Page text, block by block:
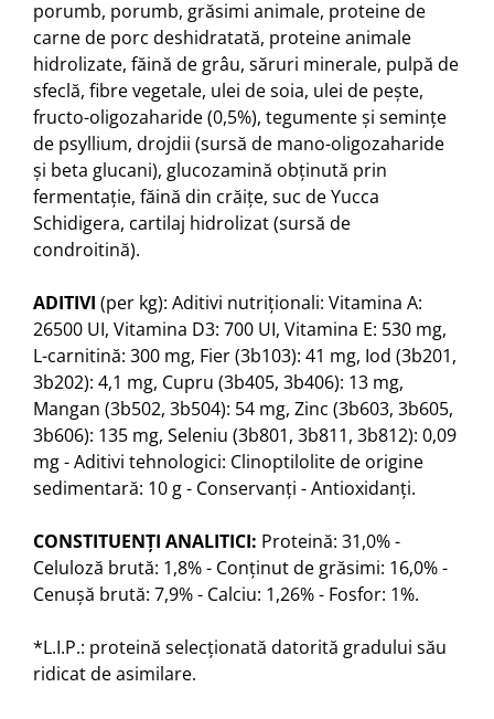
porumb, porumb, grăsimi animale, proteine de
carne de porc deshidratată, proteine animale
hidrolizate, făină de grâu, săruri minerale, pulpă de
sfeclă, fibre vegetale, ulei de soia, ulei de peşte,
fructo-oligozaharide (0,5%), tegumente şi seminţe
de psyllium, drojdii (sursă de mano-oligozaharide
şi beta glucani), glucozamină obţinută prin
fermentaţie, făină din crăiţe, suc de Yucca
Schidigera, cartilaj hidrolizat (sursă de
condroitină).
ADITIVI (per kg): Aditivi nutriţionali: Vitamina A:
26500 UI, Vitamina D3: 700 UI, Vitamina E: 530 mg,
L-carnitină: 300 mg, Fier (3b103): 41 mg, Iod (3b201,
3b202): 4,1 mg, Cupru (3b405, 3b406): 13 mg,
Mangan (3b502, 3b504): 54 mg, Zinc (3b603, 3b605,
3b606): 135 mg, Seleniu (3b801, 3b811, 3b812): 0,09
mg - Aditivi tehnologici: Clinoptilolite de origine
sedimentară: 10 g - Conservanţi - Antioxidanţi.
CONSTITUENŢI ANALITICI: Proteină: 31,0% -
Celuloză brută: 1,8% - Conţinut de grăsimi: 16,0% -
Cenuşă brută: 7,9% - Calciu: 1,26% - Fosfor: 1%.
*L.I.P.: proteină selecţionată datorită gradului său
ridicat de asimilare.